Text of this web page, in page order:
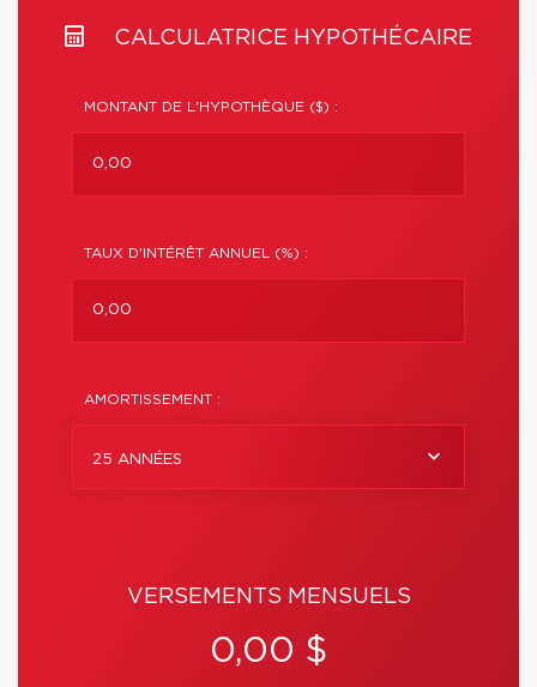
CALCULATRICE HYPOTHÉCAIRE
MONTANT DE L'HYPOTHÈQUE ($) :
TAUX D'INTÉRÊT ANNUEL (%) :
AMORTISSEMENT :
25 ANNÉES
VERSEMENTS MENSUELS
0,00 $